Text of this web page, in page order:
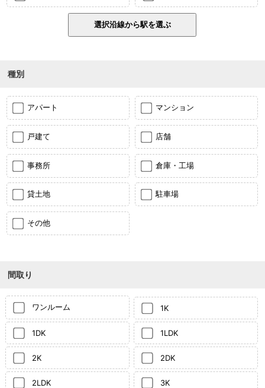
種別
アパート マンション
戸建て 店舗
事務所 倉庫・工場
貸土地 駐車場
その他
間取り
ワンルーム 1K
1DK 1LDK
2K 2DK
2LDK 3K